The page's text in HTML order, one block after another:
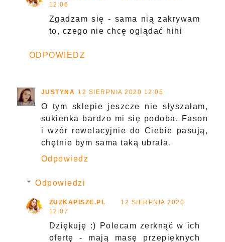
12:06
Zgadzam się - sama nią zakrywam
to, czego nie chcę oglądać hihi
ODPOWIEDZ
JUSTYNA 12 SIERPNIA 2020 12:05
O tym sklepie jeszcze nie słyszałam,
sukienka bardzo mi się podoba. Fason
i wzór rewelacyjnie do Ciebie pasują,
chętnie bym sama taką ubrała.
Odpowiedz
Odpowiedzi
ZUZKAPISZE.PL
12 SIERPNIA 2020
12:07
Dziękuję :) Polecam zerknąć w ich
ofertę - mają masę przepięknych